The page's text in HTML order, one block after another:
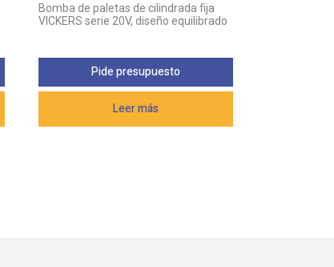
Bomba de paletas de cilindrada fija
VICKERS serie 20V, diseño equilibrado
Leer más
Pide presupuesto